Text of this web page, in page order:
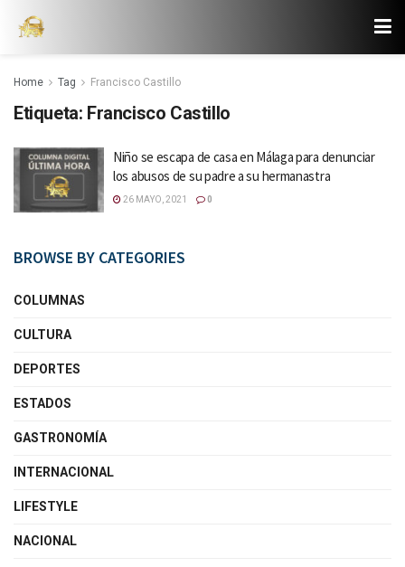
Home Tag Francisco Castillo
Etiqueta: Francisco Castillo
Niño se escapa de casa en Málaga para denunciar
los abusos de su padre a su hermanastra
26 MAYO, 2021 0
BROWSE BY CATEGORIES
COLUMNAS
CULTURA
DEPORTES
ESTADOS
GASTRONOMÍA
INTERNACIONAL
LIFESTYLE
NACIONAL